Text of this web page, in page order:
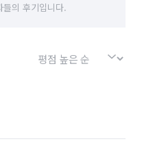
의 후기입니다.